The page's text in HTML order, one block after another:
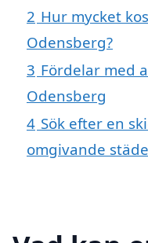
2 Hur mycket
Odensberg?
3 Fördelar med
Odensberg
4 Sök efter en
omgivande